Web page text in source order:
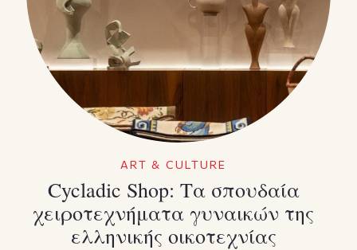
TikTok
X(Twitter)
ART & CULTURE
Cycladic Shop: Τα σπουδαία
χειροτεχνήματα γυναικών της
ελληνικής οικοτεχνίας